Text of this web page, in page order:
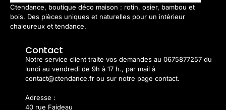
Ctendance, boutique déco maison : rotin, osier, bambou et
bois. Des pièces uniques et naturelles pour un intérieur
chaleureux et tendance.
Contact
Notre service client traite vos demandes au 0675877257 du
lundi au vendredi de 9h à 17 h., par mail à
contact@ctendance.fr ou sur notre page contact.
Adresse :
40 rue Faideau